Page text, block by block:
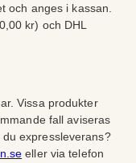
och anges i kassan.
kr) och DHL
Vissa produkter
fall aviseras
expressleverans?
eller via telefon